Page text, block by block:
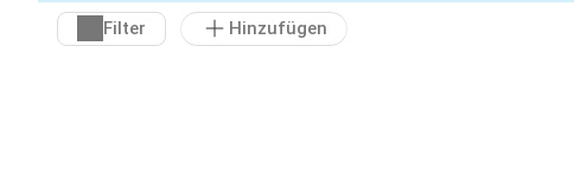
Filter Hinzufügen